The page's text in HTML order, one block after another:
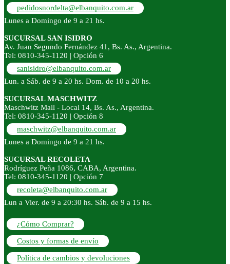
pedidosnordelta@elbanquito.com.ar
Lunes a Domingo de 9 a 21 hs.
SUCURSAL SAN ISIDRO
Av. Juan Segundo Fernández 41, Bs. As., Argentina.
Tel: 0810-345-1120 | Opción 6
sanisidro@elbanquito.com.ar
Lun. a Sáb. de 9 a 20 hs. Dom. de 10 a 20 hs.
SUCURSAL MASCHWITZ
Maschwitz Mall - Local 14, Bs. As., Argentina.
Tel: 0810-345-1120 | Opción 8
maschwitz@elbanquito.com.ar
Lunes a Domingo de 9 a 21 hs.
SUCURSAL RECOLETA
Rodríguez Peña 1086, CABA, Argentina.
Tel: 0810-345-1120 | Opción 7
recoleta@elbanquito.com.ar
Lun a Vier. de 9 a 20:30 hs. Sáb. de 9 a 15 hs.
¿Cómo Comprar?
Costos y formas de envío
Política de cambios y devoluciones